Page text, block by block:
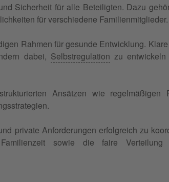
Sicherheit für alle Beteiligten. Dazu
für verschiedene Familienmitglieder.
Rahmen für gesunde Entwicklung.
dabei, Selbstregulation zu entwickeln
Ansätzen wie regelmäßigen
private Anforderungen erfolgreich zu
sowie die faire Verteilung